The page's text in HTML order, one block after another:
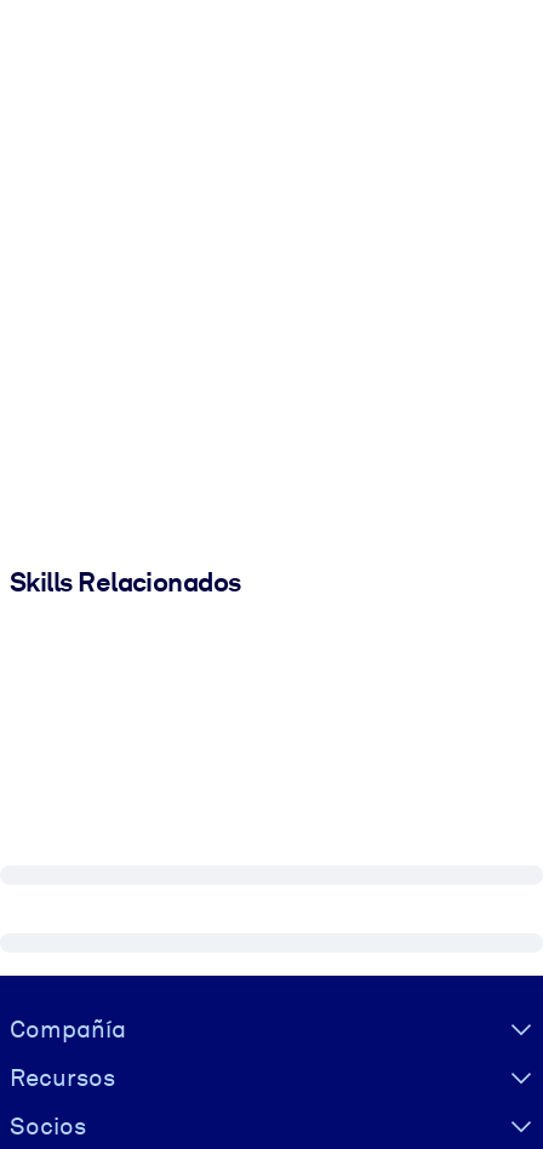
Skills Relacionados
Visually hidden Text
Compañía
Recursos
Socios